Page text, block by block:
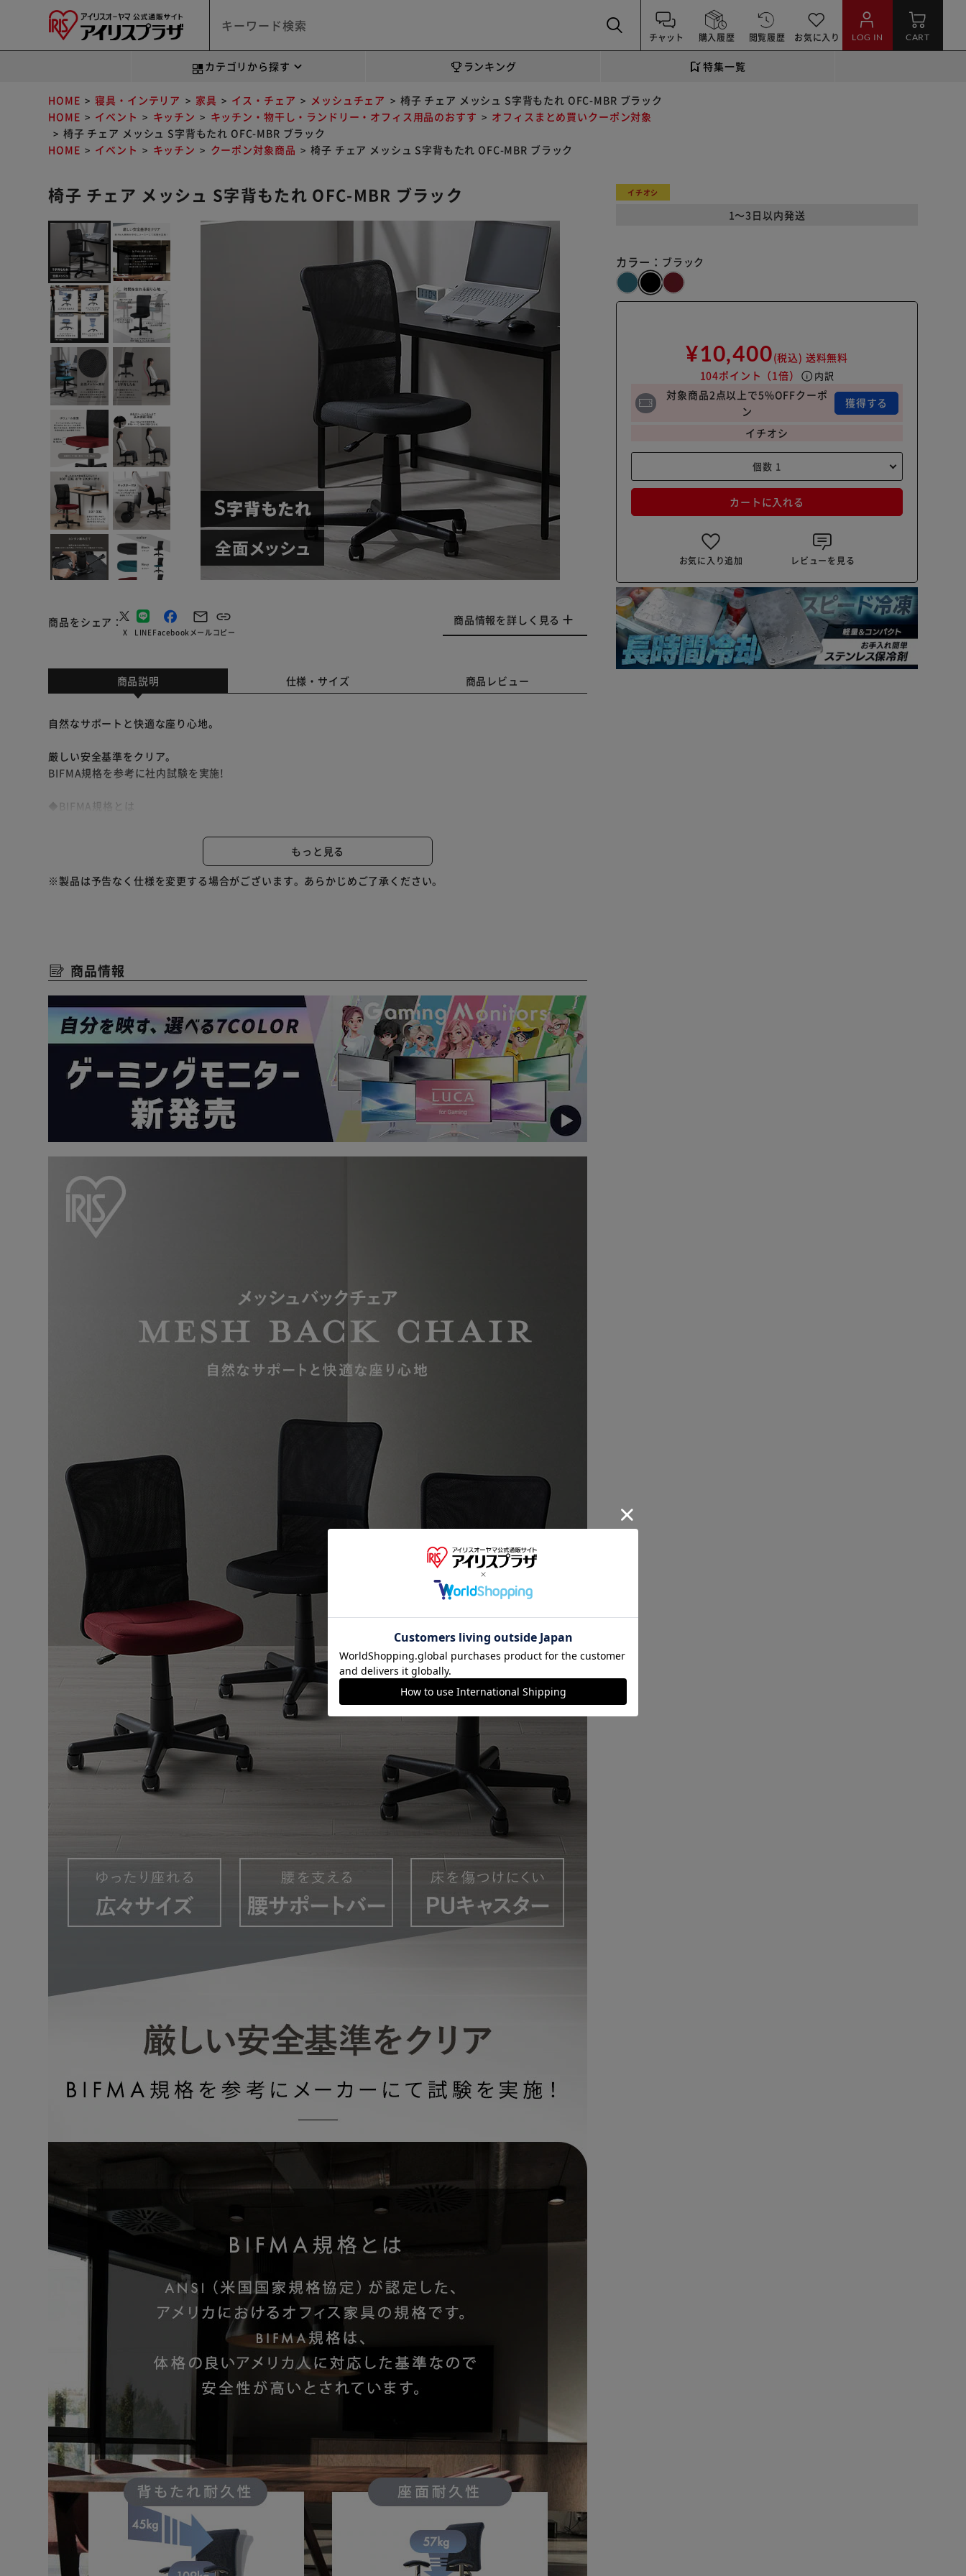
チャット 購入履歴 閲覧履歴 お気に入り LOG IN CART
カテゴリから探す ランキング 特集一覧
HOME 寝具・インテリア 家具 イス・チェア メッシュチェア
椅子 チェア メッシュ S字背もたれ OFC-MBR ブラック
HOME
イベント キッチン キッチン・物干し・ランドリー・オフィス用品のおすす
オフィスまとめ買いクーポン対象
椅子 チェア メッシュ S字背もたれ OFC-MBR ブラック
HOME
イベント キッチン クーポン対象商品 椅子 チェア メッシュ S字背もたれ OFC-MBR ブラック
椅子 チェア メッシュ S字背もたれ OFC-MBR ブラック
商品をシェア
X LINEFacebookメールコピー
商品情報を詳しく見る
イチオシ
1～3日以内発送
カラー： ブラック
¥10,400(税込) 送料無料
104ポイント （1倍） info 内訳
対象商品2点以上で5%OFFクーポ
ン
獲得する
イチオシ
カートに入れる
お気に入り追加 レビューを見る
商品説明 仕様・サイズ 商品レビュー
自然なサポートと快適な座り心地。
厳しい安全基準をクリア。
BIFMA規格を参考に社内試験を実施!
◆BIFMA規格とは
BIFMA規格は、体格の良いアメリカ人に対応した基準なので安全性が高いとされています。
・キャスター耐久性：おもりを載せて規定幅を10万回往復
◆蒸れにくい全面メッシュ素材
座面や背もたれがムレにくく、長時間の作業でも快適さが持続！
◆理想の姿勢に近づけるS字背もたれ
S字の曲線が体にフィットし、優しく包み込む。
ホールド感のある座り心地で疲れにくい。
◆ボリューム座面
クッションにはしっかりとした厚みのウレタンを使用。
程よく沈み込み、長時間の作業でも快適な座り心地が維持できる。
・座面厚み：6.5cm
◆身長やシーンに合わせて高さ調節可能
44cm～56cmで高さ調節可能。
昇降レバーで、簡単に調整できます。
回転式で使いやすく、座ったままスムーズに向きを変えられる。
PUキャスター採用でフローリングを傷つけにくく、移動もラクラク。
もっと見る
※製品は予告なく仕様を変更する場合がございます。あらかじめご了承ください。
商品情報
※ご確認ください